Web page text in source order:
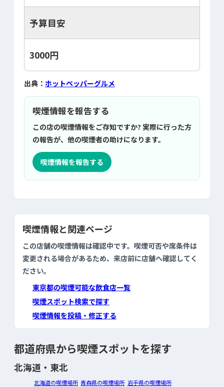
予算目安
3000円
出典： ホットペッパーグルメ
喫煙情報を報告する
この店の喫煙情報をご存知ですか? 実際に行った方
の報告が、他の喫煙者の助けになります。
喫煙情報を報告する
喫煙情報と関連ページ
この店舗の喫煙情報は確認中です。喫煙可否や席条件は
変更される場合があるため、来店前に店舗へ確認してく
ださい。
東京都の喫煙可能な飲食店一覧
喫煙スポット検索で探す
喫煙情報を投稿・修正する
都道府県から喫煙スポットを探す
北海道・東北
北海道の喫煙場所 青森県の喫煙場所 岩手県の喫煙場所